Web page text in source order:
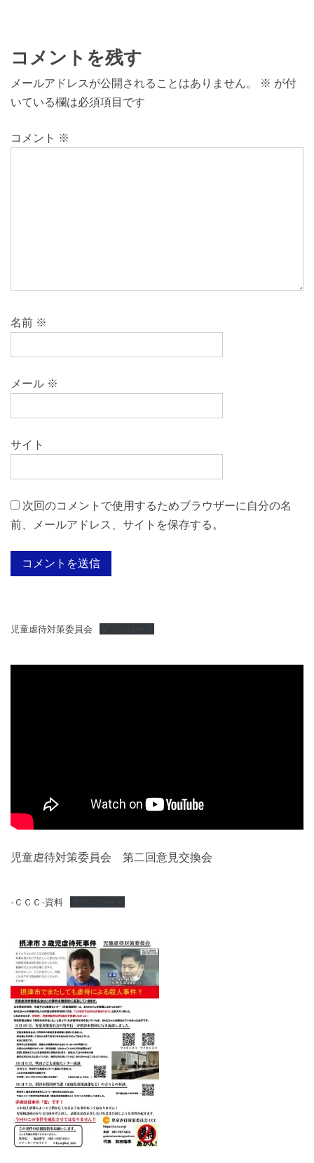
コメントを残す
メールアドレスが公開されることはありません。 ※ が付
いている欄は必須項目です
コメント ※
名前 ※
メール ※
サイト
次回のコメントで使用するためブラウザーに自分の名
前、メールアドレス、サイトを保存する。
児童虐待対策委員会
児童虐待対策委員会 第二回意見交換会
-ＣＣＣ-資料